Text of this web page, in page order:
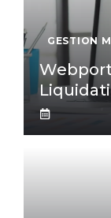
GESTION